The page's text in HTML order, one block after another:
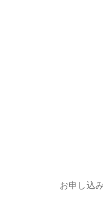
お申し込み